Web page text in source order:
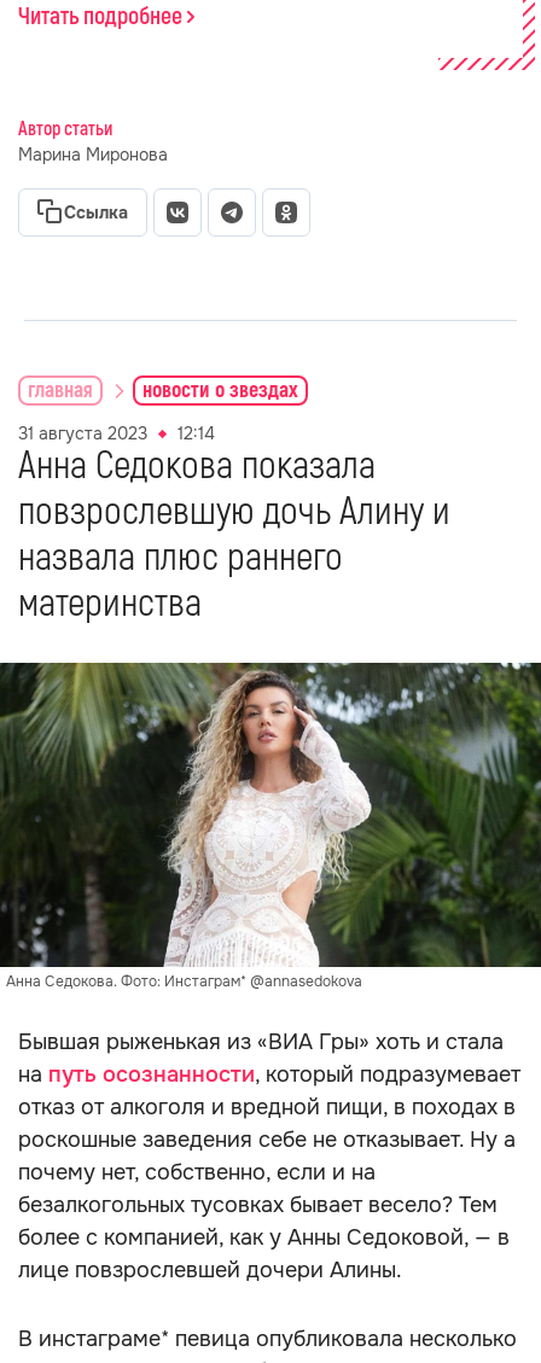
Читать подробнее
Автор статьи
Марина Миронова
Ссылка
главная новости о звездах
31 августа 2023 12:14
Анна Седокова показала
повзрослевшую дочь Алину и
назвала плюс раннего
материнства
Анна Седокова. Фото: Инстаграм* @annasedokova
Бывшая рыженькая из «ВИА Гры» хоть и стала
на путь осознанности, который подразумевает
отказ от алкоголя и вредной пищи, в походах в
роскошные заведения себе не отказывает. Ну а
почему нет, собственно, если и на
безалкогольных тусовках бывает весело? Тем
более с компанией, как у Анны Седоковой, — в
лице повзрослевшей дочери Алины.
В инстаграме* певица опубликовала несколько